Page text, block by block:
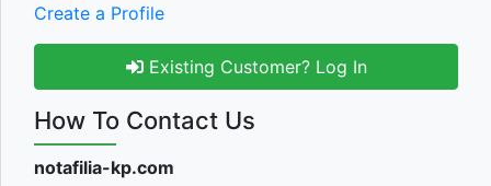
Create a Profile
Existing Customer? Log In
How To Contact Us
notafilia-kp.com